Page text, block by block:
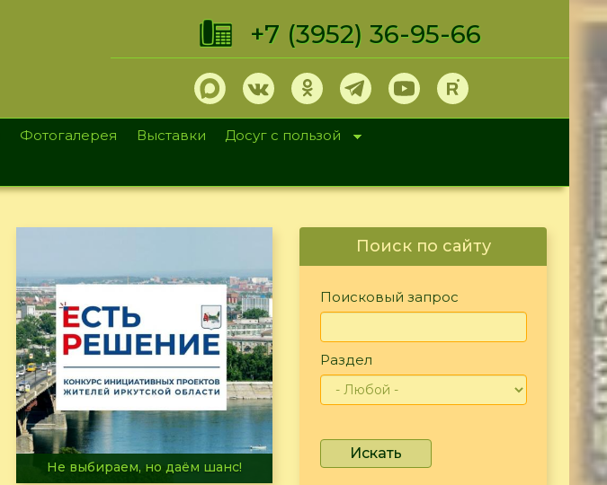
+7 (3952) 36-95-66
Фотогалерея Выставки
Досуг с пользой
В огне не горит, в воде не тонет
Поиск по сайту
Поисковый запрос
Раздел
Искать